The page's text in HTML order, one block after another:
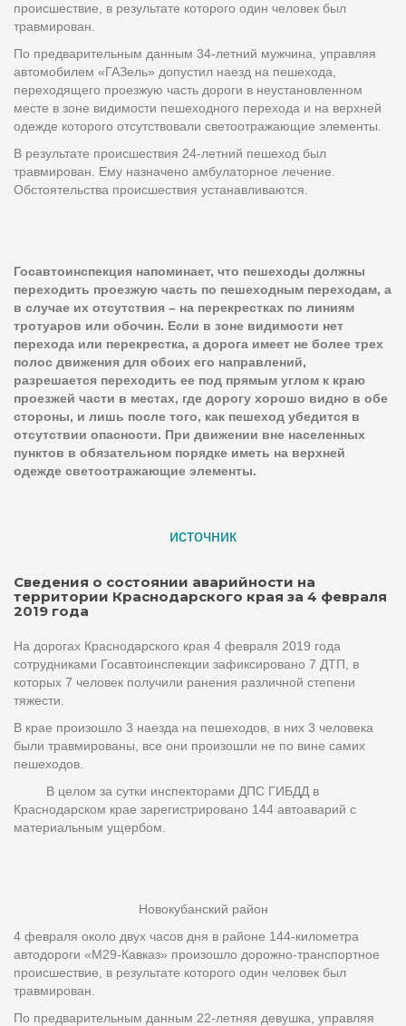
происшествие, в результате которого один человек был
травмирован.
По предварительным данным 34-летний мужчина, управляя
автомобилем «ГАЗель» допустил наезд на пешехода,
переходящего проезжую часть дороги в неустановленном
месте в зоне видимости пешеходного перехода и на верхней
одежде которого отсутствовали светоотражающие элементы.
В результате происшествия 24-летний пешеход был
травмирован. Ему назначено амбулаторное лечение.
Обстоятельства происшествия устанавливаются.
Госавтоинспекция напоминает, что пешеходы должны
переходить проезжую часть по пешеходным переходам, а
в случае их отсутствия – на перекрестках по линиям
тротуаров или обочин. Если в зоне видимости нет
перехода или перекрестка, а дорога имеет не более трех
полос движения для обоих его направлений,
разрешается переходить ее под прямым углом к краю
проезжей части в местах, где дорогу хорошо видно в обе
стороны, и лишь после того, как пешеход убедится в
отсутствии опасности. При движении вне населенных
пунктов в обязательном порядке иметь на верхней
одежде светоотражающие элементы.
источник
Сведения о состоянии аварийности на
территории Краснодарского края за 4 февраля
2019 года
На дорогах Краснодарского края 4 февраля 2019 года
сотрудниками Госавтоинспекции зафиксировано 7 ДТП, в
которых 7 человек получили ранения различной степени
тяжести.
В крае произошло 3 наезда на пешеходов, в них 3 человека
были травмированы, все они произошли не по вине самих
пешеходов.
В целом за сутки инспекторами ДПС ГИБДД в
Краснодарском крае зарегистрировано 144 автоаварий с
материальным ущербом.
Новокубанский район
4 февраля около двух часов дня в районе 144-километра
автодороги «М29-Кавказ» произошло дорожно-транспортное
происшествие, в результате которого один человек был
травмирован.
По предварительным данным 22-летняя девушка, управляя